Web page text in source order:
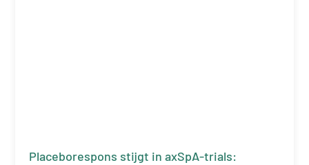
Placeborespons stijgt in axSpA-trials: